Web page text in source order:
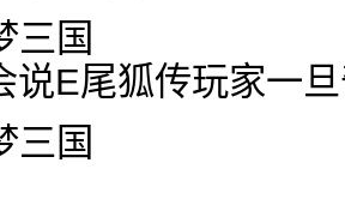
三国
说E尾狐传玩家一
三国